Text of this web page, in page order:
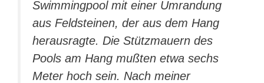
Swimmingpool mit einer Umrandung
aus Feldsteinen, der aus dem Hang
herausragte. Die Stützmauern des
Pools am Hang mußten etwa sechs
Meter hoch sein. Nach meiner